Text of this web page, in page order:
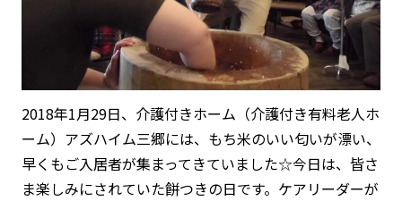
2018年1月29日、介護付きホーム（介護付き有料老人ホ
ーム）アズハイム三郷には、もち米のいい匂いが漂い、
早くもご入居者が集まってきていました☆今日は、皆さ
ま楽しみにされていた餅つきの日です。ケアリーダーが